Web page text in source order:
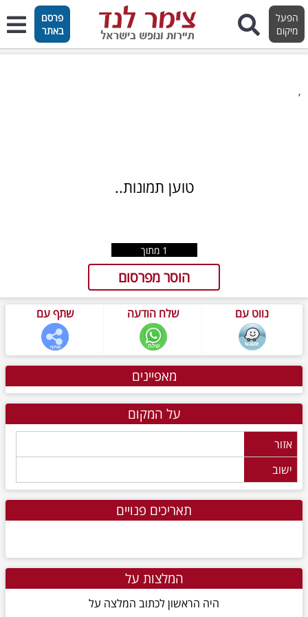
הפעל
מיקום
פרסם
באתר
,
טוען תמונות..
1 מתוך
הוסר מפרסום
שתף עם שלח הודעה נווט עם
מאפיינים
על המקום
אזור
ישוב
תאריכים פנויים
המלצות על
היה הראשון לכתוב המלצה על